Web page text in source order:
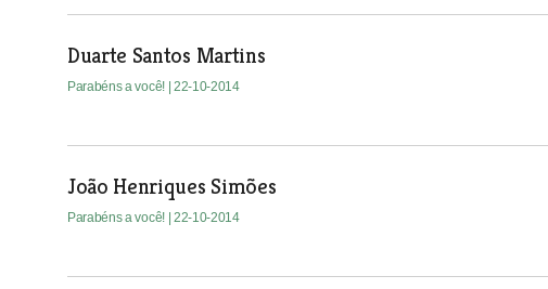
Duarte Santos Martins
Parabéns a você! | 22-10-2014
João Henriques Simões
Parabéns a você! | 22-10-2014